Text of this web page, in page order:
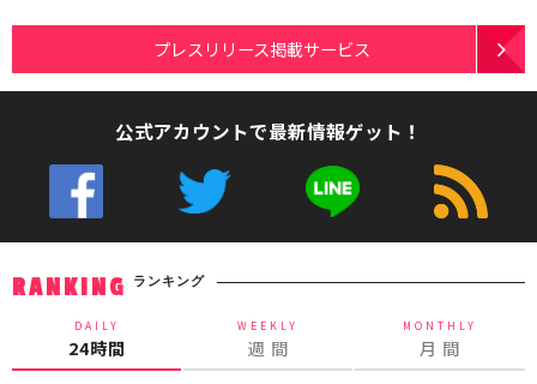
プレスリリース掲載サービス
公式アカウントで最新情報ゲット！
RANKING ランキング
DAILY
24時間
WEEKLY
週 間
MONTHLY
月 間